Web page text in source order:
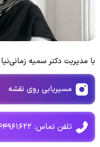
با مدیریت دکتر سمیه زمانی‌نیا
مسیریابی روی نقشه
تلفن تماس: ۰۲۱️۴۴۹۶۱۶۲۲